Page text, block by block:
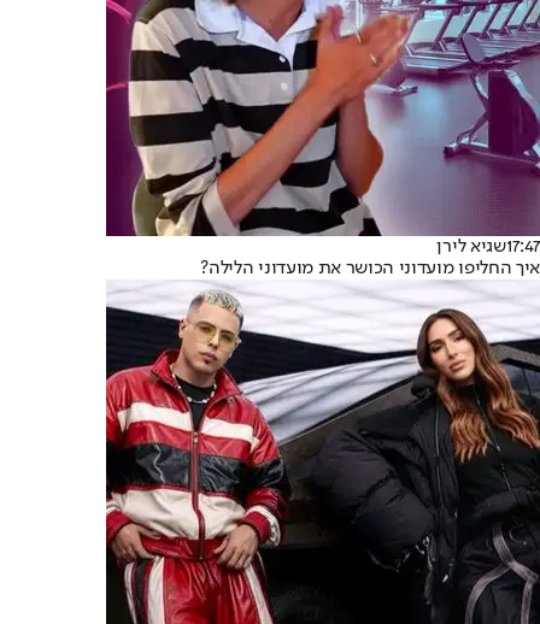
17:47שגיא לירן
איך החליפו מועדוני הכושר את מועדוני הלילה?